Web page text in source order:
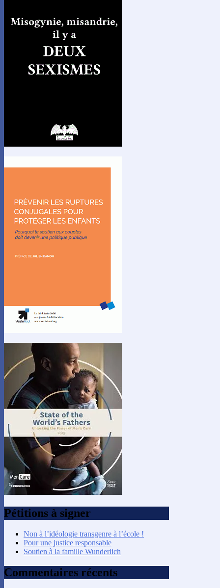
Pétitions à signer
Non à l’idéologie transgenre à l’école !
Pour une justice responsable
Soutien à la famille Wunderlich
Commentaires récents